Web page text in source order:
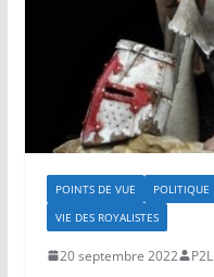
POINTS DE VUE POLITIQUE
VIE DES ROYALISTES
20 septembre 2022 P2L